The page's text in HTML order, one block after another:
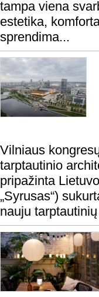
tampa viena
estetika,
sprendima...
Vilniaus
tarptautinio
pripažinta
„Syrusas“)
nauju